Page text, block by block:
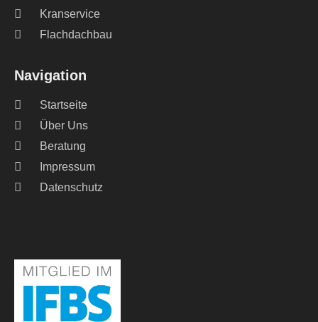
Navigation
Startseite
Über Uns
Beratung
Impressum
Datenschutz
Kranservice
Flachdachbau